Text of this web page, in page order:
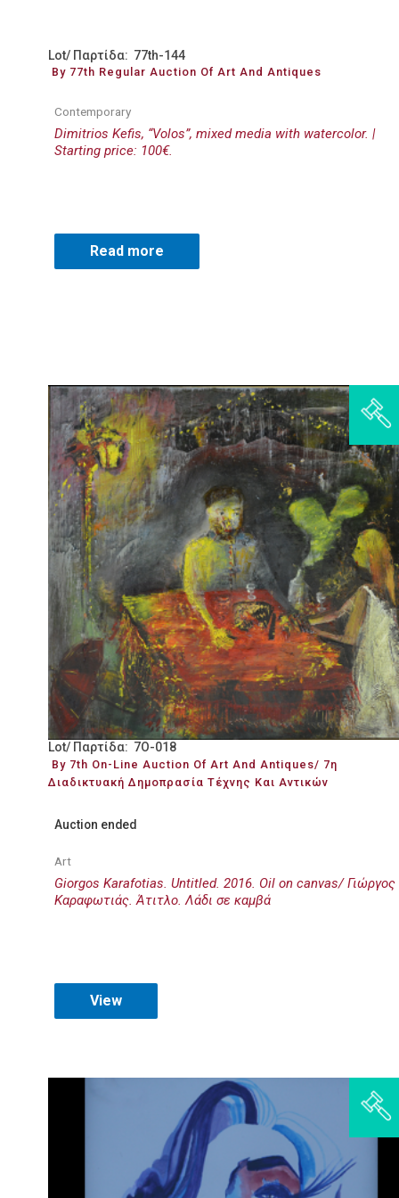
Lot/ Παρτίδα: 77th-144
By 77th Regular Auction Of Art And Antiques
Contemporary
Dimitrios Kefis, “Volos”, mixed media with watercolor. |
Starting price: 100€.
Read more
Lot/ Παρτίδα: 7O-018
By 7th On-Line Auction Of Art And Antiques/ 7η
Διαδικτυακή Δημοπρασία Τέχνης Και Αντικών
Auction ended
Art
Giorgos Karafotias. Untitled. 2016. Oil on canvas/ Γιώργος
Καραφωτιάς. Άτιτλο. Λάδι σε καμβά
View